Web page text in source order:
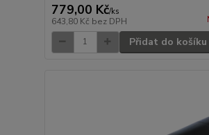
779,00 Kč/ks
643,80 Kč bez DPH
Přidat do košíku